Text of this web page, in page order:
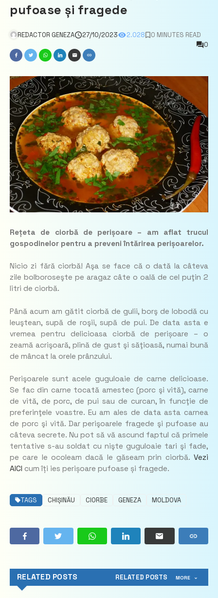
pufoase și fragede
REDACTOR GENEZA 27/10/2023 2.028
0 MINUTES READ
0
Rețeta de ciorbă de perișoare – am aflat trucul
gospodinelor pentru a preveni întărirea perișoarelor.
Nicio zi fără ciorbă! Aşa se face că o dată la câteva
zile bolboroseşte pe aragaz câte o oală de cel puţin 2
litri de ciorbă.
Până acum am gătit ciorbă de gulii, borş de lobodă cu
leuştean, supă de roşii, supă de pui. De data asta e
vremea pentru delicioasa ciorbă de perișoare – o
zeamă acrişoară, plină de gust şi săţioasă, numai bună
de mâncat la orele prânzului.
Perişoarele sunt acele guguloaie de carne delicioase.
Se fac din carne tocată amestec (porc şi vită), carne
de vită, de porc, de pui sau de curcan, în funcţie de
preferinţele voastre. Eu am ales de data asta carnea
de porc şi vită. Dar perişoarele fragede şi pufoase au
câteva secrete. Nu pot să vă ascund faptul că primele
tentative s-au soldat cu nişte guguloaie tari şi fade,
pe care le ocoleam dacă le găseam prin ciorbă. Vezi
AICI cum îți ies perișoare pufoase și fragede.
TAGS CHIȘINĂU CIORBE GENEZA MOLDOVA
RELATED POSTS RELATED POSTS MORE